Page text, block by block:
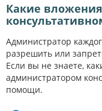
Какие
Администратор
разрешить или
Если вы не знаете,
администратором
помощи.